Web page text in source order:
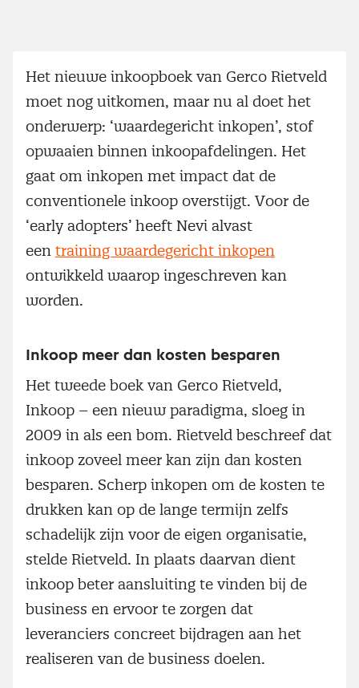
Het nieuwe inkoopboek van Gerco Rietveld
moet nog uitkomen, maar nu al doet het
onderwerp: ‘waardegericht inkopen’, stof
opwaaien binnen inkoopafdelingen. Het
gaat om inkopen met impact dat de
conventionele inkoop overstijgt. Voor de
‘early adopters’ heeft Nevi alvast
een training waardegericht inkopen
ontwikkeld waarop ingeschreven kan
worden.
Inkoop meer dan kosten besparen
Het tweede boek van Gerco Rietveld,
Inkoop – een nieuw paradigma, sloeg in
2009 in als een bom. Rietveld beschreef dat
inkoop zoveel meer kan zijn dan kosten
besparen. Scherp inkopen om de kosten te
drukken kan op de lange termijn zelfs
schadelijk zijn voor de eigen organisatie,
stelde Rietveld. In plaats daarvan dient
inkoop beter aansluiting te vinden bij de
business en ervoor te zorgen dat
leveranciers concreet bijdragen aan het
realiseren van de business doelen.